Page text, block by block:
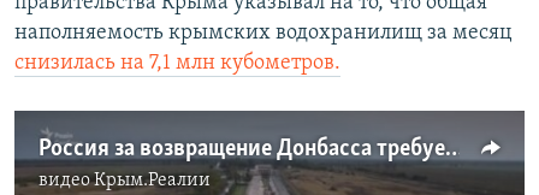
наполняемость крымских водохранилищ за месяц
снизилась на 7,1 млн кубометров.
Россия за возвращение Донбасса требует воду в Крым? (видео)
видеоКрым.Реалии